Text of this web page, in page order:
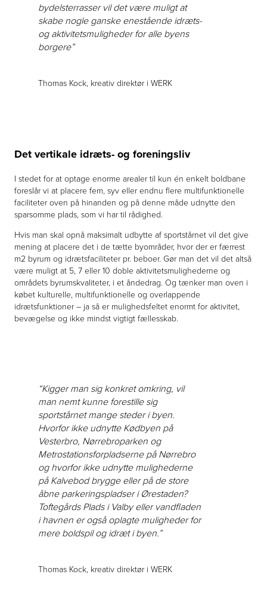
bydelsterrasser vil det være muligt at
skabe nogle ganske enestående idræts-
og aktivitetsmuligheder for alle byens
borgere”
Thomas Kock, kreativ direktør i WERK
Det vertikale idræts- og foreningsliv
I stedet for at optage enorme arealer til kun én enkelt boldbane
foreslår vi at placere fem, syv eller endnu flere multifunktionelle
faciliteter oven på hinanden og på denne måde udnytte den
sparsomme plads, som vi har til rådighed.
Hvis man skal opnå maksimalt udbytte af sportstårnet vil det give
mening at placere det i de tætte byområder, hvor der er færrest
m2 byrum og idrætsfaciliteter pr. beboer. Gør man det vil det altså
være muligt at 5, 7 eller 10 doble aktivitetsmulighederne og
områdets byrumskvaliteter, i et åndedrag. Og tænker man oven i
købet kulturelle, multifunktionelle og overlappende
idrætsfunktioner – ja så er mulighedsfeltet enormt for aktivitet,
bevægelse og ikke mindst vigtigt fællesskab.
“Kigger man sig konkret omkring, vil
man nemt kunne forestille sig
sportstårnet mange steder i byen.
Hvorfor ikke udnytte Kødbyen på
Vesterbro, Nørrebroparken og
Metrostationsforpladserne på Nørrebro
og hvorfor ikke udnytte mulighederne
på Kalvebod brygge eller på de store
åbne parkeringspladser i Ørestaden?
Toftegårds Plads i Valby eller vandfladen
i havnen er også oplagte muligheder for
mere boldspil og idræt i byen.”
Thomas Kock, kreativ direktør i WERK